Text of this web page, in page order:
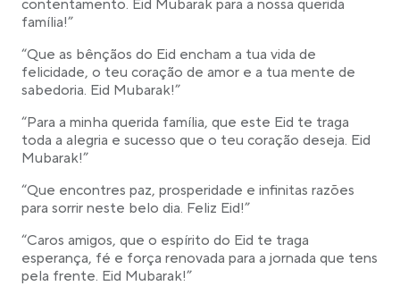
contentamento. Eid Mubarak para a nossa querida
família!”
“Que as bênçãos do Eid encham a tua vida de
felicidade, o teu coração de amor e a tua mente de
sabedoria. Eid Mubarak!”
“Para a minha querida família, que este Eid te traga
toda a alegria e sucesso que o teu coração deseja. Eid
Mubarak!”
“Que encontres paz, prosperidade e infinitas razões
para sorrir neste belo dia. Feliz Eid!”
“Caros amigos, que o espírito do Eid te traga
esperança, fé e força renovada para a jornada que tens
pela frente. Eid Mubarak!”